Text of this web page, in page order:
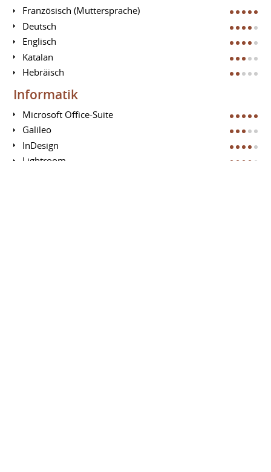
Französisch (Muttersprache)
Deutsch
Englisch
Katalan
Hebräisch
Informatik
Microsoft Office-Suite
Galileo
InDesign
Lightroom